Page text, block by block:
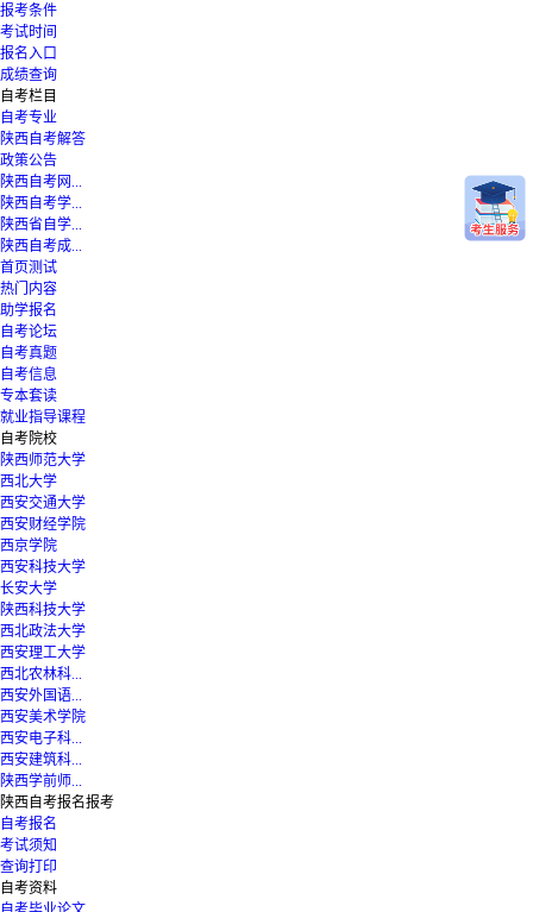
报考条件
考试时间
报名入口
成绩查询
自考栏目
自考专业
陕西自考解答
政策公告
陕西自考网...
陕西自考学...
陕西省自学...
陕西自考成...
首页测试
热门内容
助学报名
自考论坛
自考真题
自考信息
专本套读
就业指导课程
自考院校
陕西师范大学
西北大学
西安交通大学
西安财经学院
西京学院
西安科技大学
长安大学
陕西科技大学
西北政法大学
西安理工大学
西北农林科...
西安外国语...
西安美术学院
西安电子科...
西安建筑科...
陕西学前师...
陕西自考报名报考
自考报名
考试须知
查询打印
自考资料